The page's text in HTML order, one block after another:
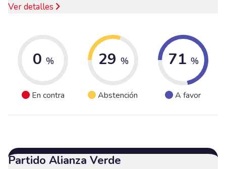
Ver detalles
0 %
En contra
29 %
Abstención
71 %
A favor
Partido Alianza Verde